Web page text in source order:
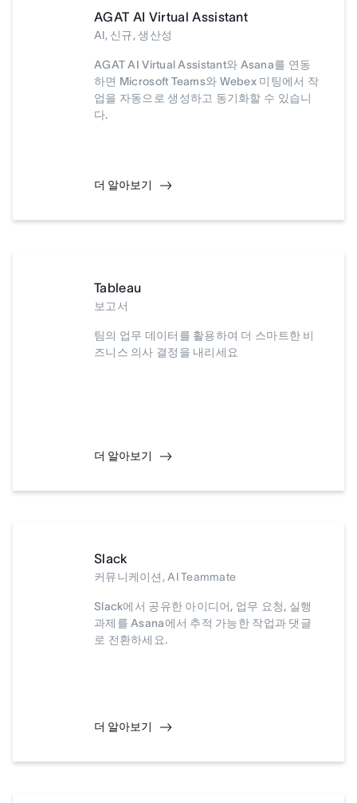
AGAT AI Virtual Assistant
AI, 신규, 생산성
AGAT AI Virtual Assistant와 Asana를 연동
하면 Microsoft Teams와 Webex 미팅에서 작
업을 자동으로 생성하고 동기화할 수 있습니
다.
더 알아보기
Tableau
보고서
팀의 업무 데이터를 활용하여 더 스마트한 비
즈니스 의사 결정을 내리세요
더 알아보기
Slack
커뮤니케이션, AI Teammate
Slack에서 공유한 아이디어, 업무 요청, 실행
과제를 Asana에서 추적 가능한 작업과 댓글
로 전환하세요.
더 알아보기